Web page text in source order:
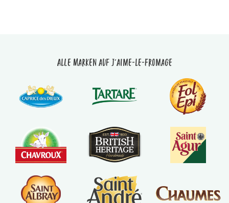
Alle Marken auf J'aime-le-fromage